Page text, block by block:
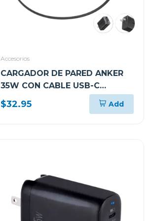
Accesorios
CARGADOR DE PARED ANKER
35W CON CABLE USB-C
RETRÁCTIL A2658J11
$32.95 Add